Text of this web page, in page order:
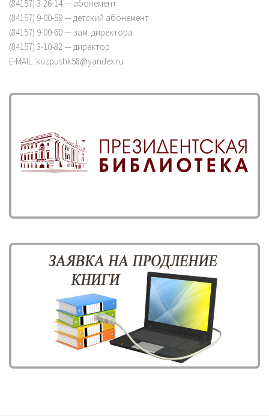
(84157) 3-26-14 — абонемент
(84157) 9-00-59 — детский абонемент
(84157) 9-00-60 — зам. директора
(84157) 3-10-82 — директор
E-MAIL: kuzpushk58@yandex.ru